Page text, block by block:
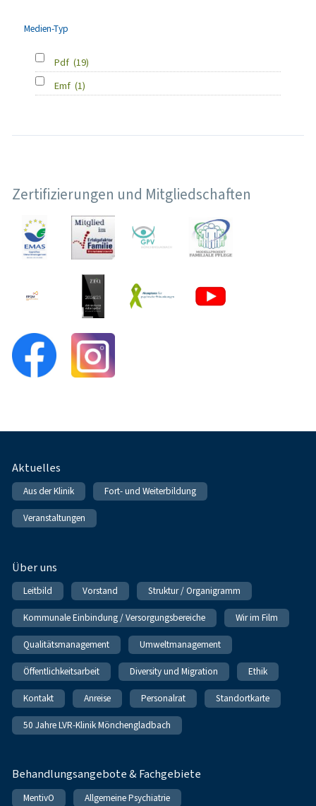
Medien-Typ
Pdf (19)
Emf (1)
Zertifizierungen und Mitgliedschaften
Fußnavigation
Aktuelles
Aus der Klinik Fort- und Weiterbildung
Veranstaltungen
Über uns
Leitbild Vorstand Struktur / Organigramm
Kommunale Einbindung / Versorgungsbereiche Wir im Film
Qualitätsmanagement Umweltmanagement
Öffentlichkeitsarbeit Diversity und Migration Ethik
Kontakt Anreise Personalrat Standortkarte
50 Jahre LVR-Klinik Mönchengladbach
Behandlungsangebote & Fachgebiete
MentivO Allgemeine Psychiatrie